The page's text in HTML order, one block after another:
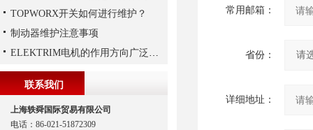
常用邮箱：
省份：
详细地址：
TOPWORX开关如何进行维护？
制动器维护注意事项
ELEKTRIM电机的作用方向广泛且多元化
联系我们
上海轶舜国际贸易有限公司
电话：86-021-51872309